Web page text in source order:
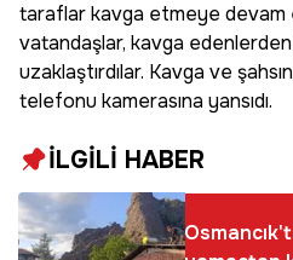
taraflar kavga etmeye devam
vatandaşlar, kavga edenlerden
uzaklaştırdılar. Kavga ve
telefonu kamerasına yansıdı.
İLGİLİ HABER